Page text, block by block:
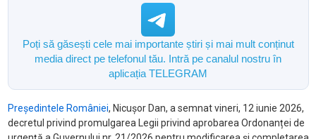
Poți să găsești cele mai importante știri și mai mult conținut
media direct pe telefonul tău. Intră pe canalul nostru în
aplicația TELEGRAM
Președintele României, Nicușor Dan, a semnat vineri, 12 iunie 2026,
decretul privind promulgarea Legii privind aprobarea Ordonanței de